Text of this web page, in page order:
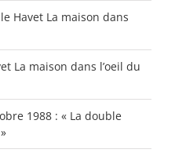
Havet La maison dans
La maison dans l’oeil du
1988 : « La double